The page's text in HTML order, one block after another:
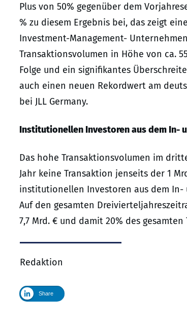
Plus von 50% gegenüber dem
% zu diesem Ergebnis bei, das zeigt
Investment-Management-
Transaktionsvolumen in Höhe von ca.
Folge und ein signifikantes
auch einen neuen Rekordwert am
bei JLL Germany.
Institutionellen Investoren aus dem In-
Das hohe Transaktionsvolumen im
Jahr keine Transaktion jenseits der 1
institutionellen Investoren aus dem In-
Auf den gesamten
7,7 Mrd. € und damit 20% des
Redaktion
Share